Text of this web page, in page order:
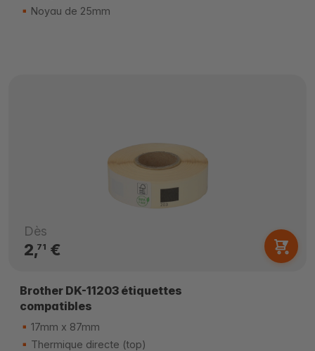
Noyau de 25mm
Dès
2,71 €
Brother DK-11203 étiquettes
compatibles
17mm x 87mm
Thermique directe (top)